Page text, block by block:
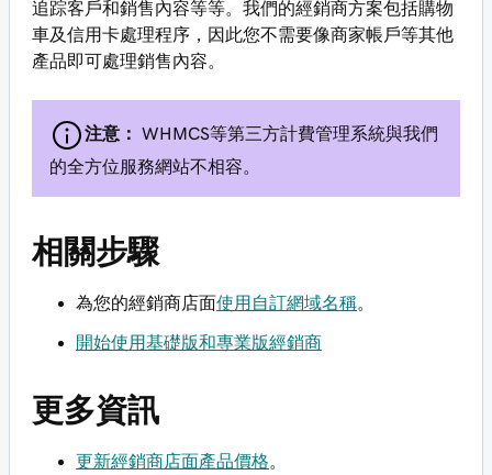
追踪客戶和銷售內容等等。我們的經銷商方案包括購物
車及信用卡處理程序，因此您不需要像商家帳戶等其他
產品即可處理銷售內容。
注意：
WHMCS等第三方計費管理系統與我們
的全方位服務網站不相容。
相關步驟
為您的經銷商店面使用自訂網域名稱
開始使用基礎版和專業版經銷商
更多資訊
更新經銷商店面產品價格